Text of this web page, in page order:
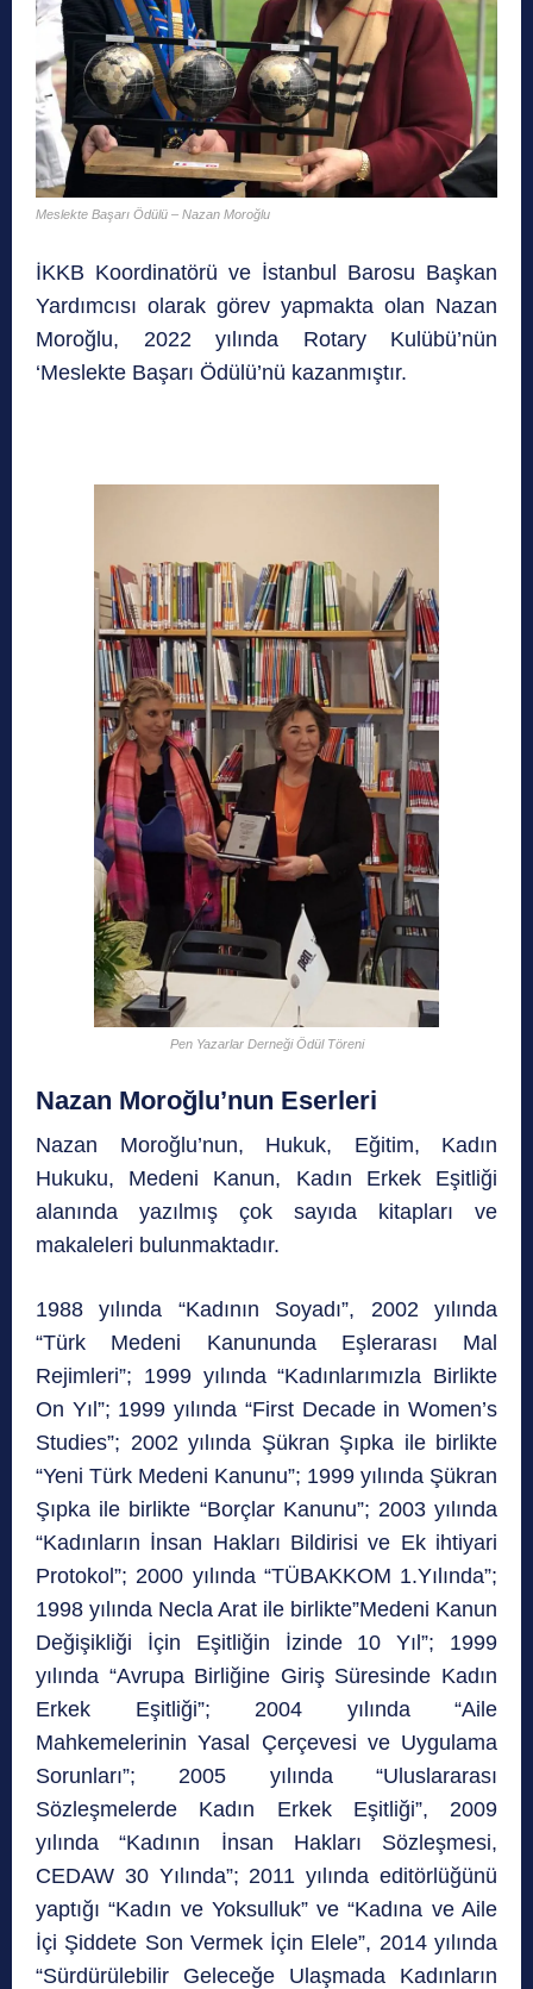
Meslekte Başarı Ödülü – Nazan Moroğlu
İKKB Koordinatörü ve İstanbul Barosu Başkan
Yardımcısı olarak görev yapmakta olan Nazan
Moroğlu, 2022 yılında Rotary Kulübü’nün
‘Meslekte Başarı Ödülü’nü kazanmıştır.
Pen Yazarlar Derneği Ödül Töreni
Nazan Moroğlu’nun Eserleri
Nazan Moroğlu’nun, Hukuk, Eğitim, Kadın
Hukuku, Medeni Kanun, Kadın Erkek Eşitliği
alanında yazılmış çok sayıda kitapları ve
makaleleri bulunmaktadır.
1988 yılında “Kadının Soyadı”, 2002 yılında
“Türk Medeni Kanununda Eşlerarası Mal
Rejimleri”; 1999 yılında “Kadınlarımızla Birlikte
On Yıl”; 1999 yılında “First Decade in Women’s
Studies”; 2002 yılında Şükran Şıpka ile birlikte
“Yeni Türk Medeni Kanunu”; 1999 yılında Şükran
Şıpka ile birlikte “Borçlar Kanunu”; 2003 yılında
“Kadınların İnsan Hakları Bildirisi ve Ek ihtiyari
Protokol”; 2000 yılında “TÜBAKKOM 1.Yılında”;
1998 yılında Necla Arat ile birlikte”Medeni Kanun
Değişikliği İçin Eşitliğin İzinde 10 Yıl”; 1999
yılında “Avrupa Birliğine Giriş Süresinde Kadın
Erkek Eşitliği”; 2004 yılında “Aile
Mahkemelerinin Yasal Çerçevesi ve Uygulama
Sorunları”; 2005 yılında “Uluslararası
Sözleşmelerde Kadın Erkek Eşitliği”, 2009
yılında “Kadının İnsan Hakları Sözleşmesi,
CEDAW 30 Yılında”; 2011 yılında editörlüğünü
yaptığı “Kadın ve Yoksulluk” ve “Kadına ve Aile
İçi Şiddete Son Vermek İçin Elele”, 2014 yılında
“Sürdürülebilir Geleceğe Ulaşmada Kadınların